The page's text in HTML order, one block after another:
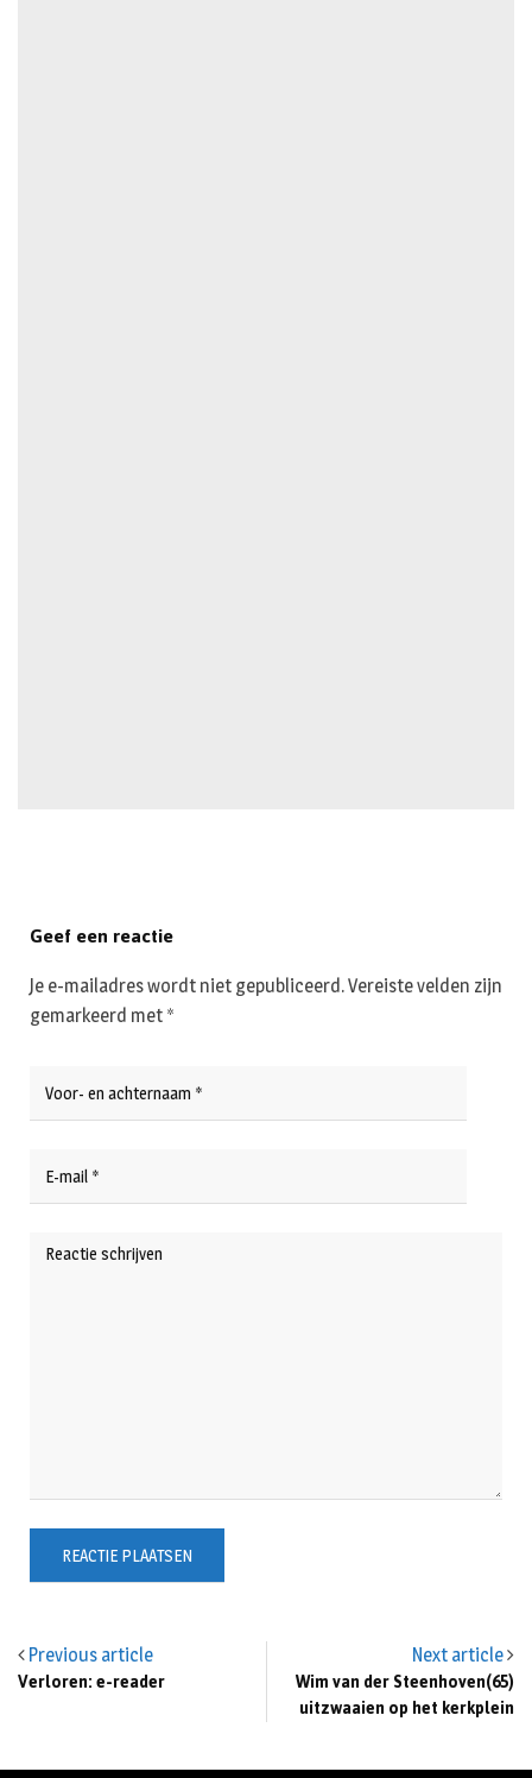
Previous article
Verloren: e-reader
Next article
Wim van der Steenhoven(65)
uitzwaaien op het kerkplein
Geef een reactie
Je e-mailadres wordt niet gepubliceerd.Vereiste velden zijn
gemarkeerd met *